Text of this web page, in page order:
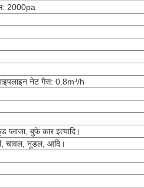
2000pa
नेट गैस: 0.8m³/h
प्लाजा, बुफे कार इत्यादि।
चावल, नूडल, आदि।